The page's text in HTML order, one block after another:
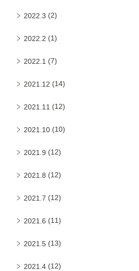
2022.3 (2)
2022.2 (1)
2022.1 (7)
2021.12 (14)
2021.11 (12)
2021.10 (10)
2021.9 (12)
2021.8 (12)
2021.7 (12)
2021.6 (11)
2021.5 (13)
2021.4 (12)